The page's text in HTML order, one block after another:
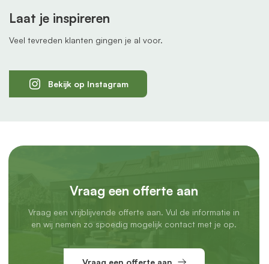
Laat je inspireren
Veel tevreden klanten gingen je al voor.
Bekijk op Instagram
Vraag een offerte aan
Vraag een vrijblijvende offerte aan. Vul de informatie in
en wij nemen zo spoedig mogelijk contact met je op.
Vraag een offerte aan